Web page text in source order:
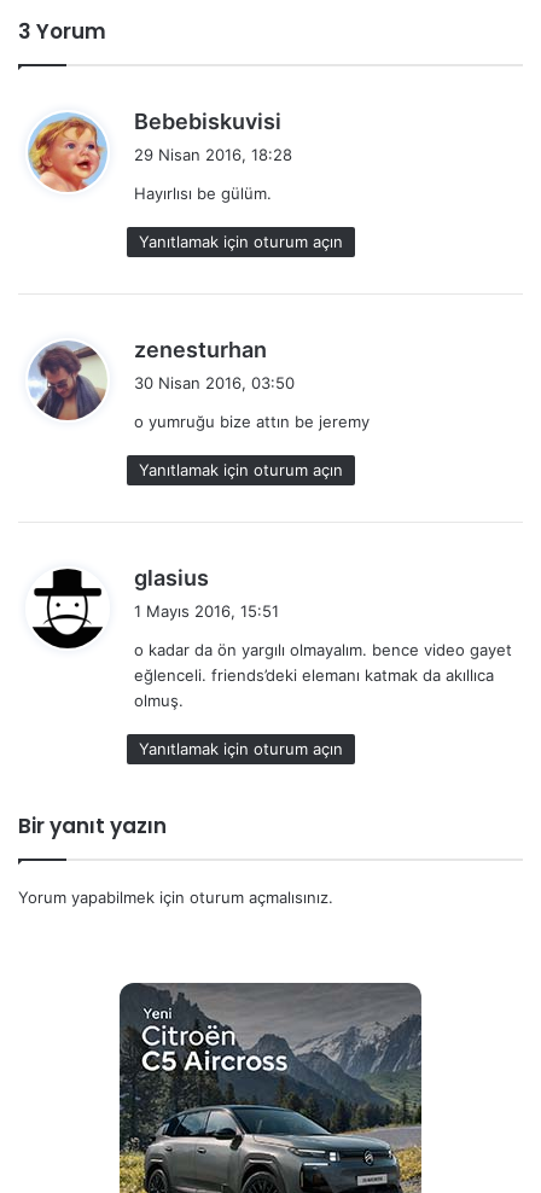
3 Yorum
Bebebiskuvisi
k
i
29 Nisan 2016, 18:28
Hayırlısı be gülüm.
Yanıtlamak için oturum açın
zenesturhan
i
k
i
30 Nisan 2016, 03:50
o yumruğu bize attın be jeremy
Yanıtlamak için oturum açın
glasius
i
k
:
1 Mayıs 2016, 15:51
o kadar da ön yargılı olmayalım. bence video gayet
eğlenceli. friends’deki elemanı katmak da akıllıca
olmuş.
Yanıtlamak için oturum açın
Bir yanıt yazın
Yorum yapabilmek için oturum açmalısınız.